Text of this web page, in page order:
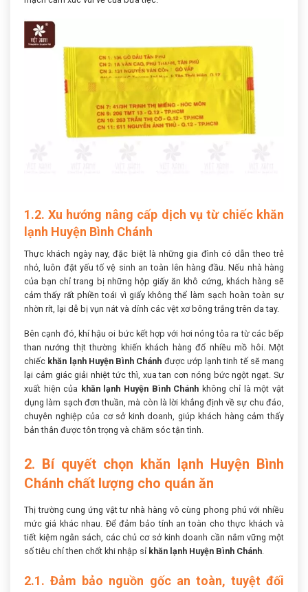
1.2. Xu hướng nâng cấp dịch vụ từ chiếc khăn
lạnh Huyện Bình Chánh
Thực khách ngày nay, đặc biệt là những gia đình có dẫn theo trẻ
nhỏ, luôn đặt yếu tố vệ sinh an toàn lên hàng đầu. Nếu nhà hàng
của bạn chỉ trang bị những hộp giấy ăn khô cứng, khách hàng sẽ
cảm thấy rất phiền toái vì giấy không thể làm sạch hoàn toàn sự
nhờn rít, lại dễ bị vụn nát và dính các vệt xơ bông trắng trên da tay.
Bên cạnh đó, khí hậu oi bức kết hợp với hơi nóng tỏa ra từ các bếp
than nướng thịt thường khiến khách hàng đổ nhiều mồ hôi. Một
chiếc khăn lạnh Huyện Bình Chánh được ướp lạnh tinh tế sẽ mang
lại cảm giác giải nhiệt tức thì, xua tan cơn nóng bức ngột ngạt. Sự
xuất hiện của khăn lạnh Huyện Bình Chánh không chỉ là một vật
dụng làm sạch đơn thuần, mà còn là lời khẳng định về sự chu đáo,
chuyên nghiệp của cơ sở kinh doanh, giúp khách hàng cảm thấy
bản thân được tôn trọng và chăm sóc tận tình.
2. Bí quyết chọn khăn lạnh Huyện Bình
Chánh chất lượng cho quán ăn
Thị trường cung ứng vật tư nhà hàng vô cùng phong phú với nhiều
mức giá khác nhau. Để đảm bảo tính an toàn cho thực khách và
tiết kiệm ngân sách, các chủ cơ sở kinh doanh cần nắm vững một
số tiêu chí then chốt khi nhập sỉ khăn lạnh Huyện Bình Chánh
2.1. Đảm bảo nguồn gốc an toàn, tuyệt đối